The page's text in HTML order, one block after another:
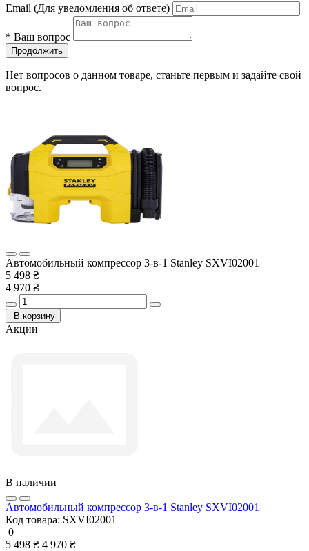
Email (Для уведомления об ответе)
* Ваш вопрос
Продолжить
Нет вопросов о данном товаре, станьте первым и задайте свой
вопрос.
Автомобильный компрессор 3-в-1 Stanley SXVI02001
5 498 ₴
4 970 ₴
В корзину
Акции
В наличии
Автомобильный компрессор 3-в-1 Stanley SXVI02001
Код товара: SXVI02001
0
5 498 ₴ 4 970 ₴